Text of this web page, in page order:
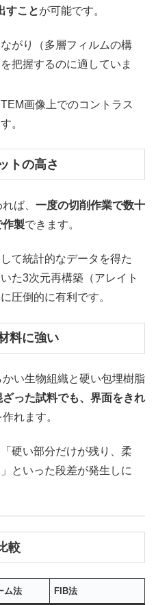
すことが可能です。
がり（多層フィルムの構
把握するのに適していま
画像上でのコントラス
。
トの高さ
ば、 一度の切削作業で数十
作製できます。
て統計的なデータを得た
た3次元再構築（アレイト
圧倒的に有利です。
料に強い
い生物組織と硬い包埋樹脂
った試料でも、界面をきれ
作れます。
硬い部分だけが残り、柔
といった段差が発生しに
較
ム法 FIB法